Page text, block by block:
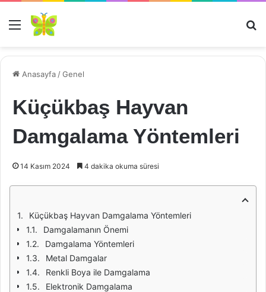
Menü
Anasayfa /Genel
Küçükbaş Hayvan
Damgalama Yöntemleri
14 Kasım 2024 4 dakika okuma süresi
Küçükbaş Hayvan Damgalama Yöntemleri
Damgalamanın Önemi
Damgalama Yöntemleri
Metal Damgalar
Renkli Boya ile Damgalama
Elektronik Damgalama